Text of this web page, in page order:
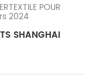
POUR
2024
SHANGHAI